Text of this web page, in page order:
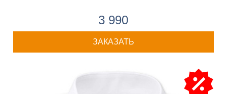
3 990
ЗАКАЗАТЬ